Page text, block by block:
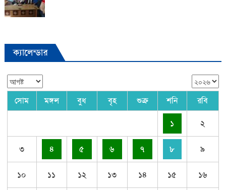
ক্যালেন্ডার
সোম মঙ্গল বুধ বৃহ শুক্র শনি রবি
১ ২
৩ ৪ ৫ ৬ ৭ ৮ ৯
১০ ১১ ১২ ১৩ ১৪ ১৫ ১৬